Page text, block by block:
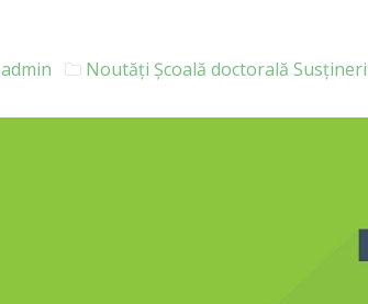
admin Noutăți Școală doctorală